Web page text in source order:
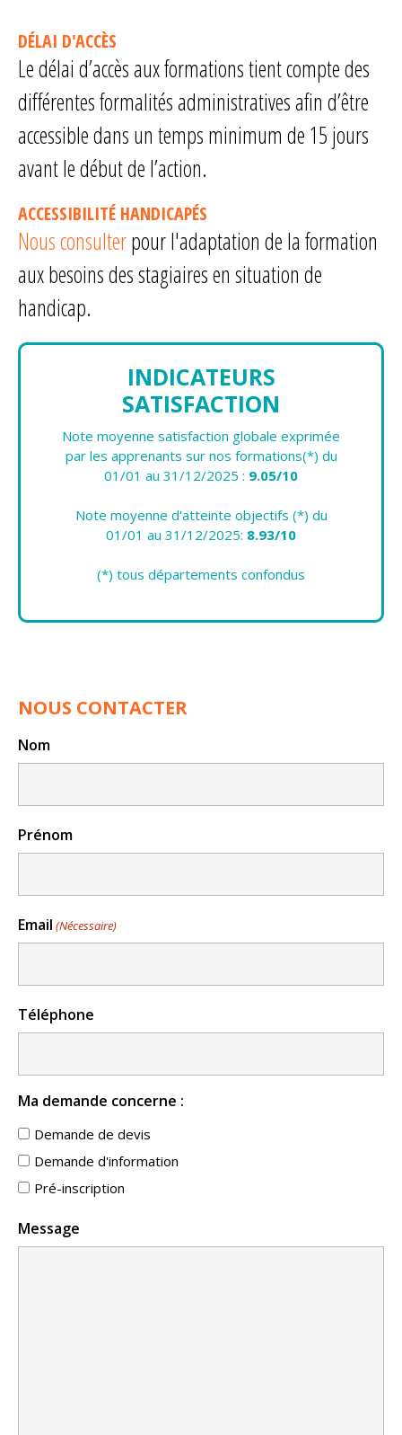
DÉLAI D'ACCÈS
Le délai d’accès aux formations tient compte des
différentes formalités administratives afin d’être
accessible dans un temps minimum de 15 jours
avant le début de l’action.
ACCESSIBILITÉ HANDICAPÉS
Nous consulterpour l'adaptation de la formation
aux besoins des stagiaires en situation de
handicap.
INDICATEURS
SATISFACTION
Note moyenne satisfaction globale exprimée
par les apprenants sur nos formations(*) du
01/01 au 31/12/2025 : 9.05/10
Note moyenne d'atteinte objectifs (*) du
01/01 au 31/12/2025: 8.93/10
(*) tous départements confondus
NOUS CONTACTER
Nom
Prénom
Email (Nécessaire)
Téléphone
Ma demande concerne :
Demande de devis
Demande d'information
Pré-inscription
Message